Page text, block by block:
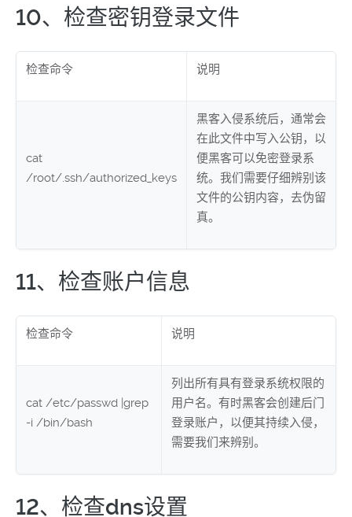
10、检查密钥登录文件
检查命令 说明
cat
/root/.ssh/authorized_keys
黑客入侵系统后，通常会
在此文件中写入公钥，以
便黑客可以免密登录系
统。我们需要仔细辨别该
文件的公钥内容，去伪留
真。
11、检查账户信息
检查命令 说明
cat /etc/passwd |grep
-i /bin/bash
列出所有具有登录系统权限的
用户名。有时黑客会创建后门
登录账户，以便其持续入侵，
需要我们来辨别。
12、检查dns设置